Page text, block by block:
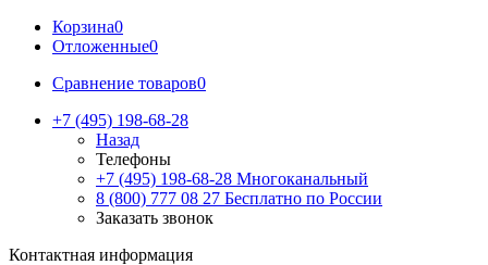
Корзина0
Отложенные0
Сравнение товаров0
+7 (495) 198-68-28
Назад
Телефоны
+7 (495) 198-68-28 Многоканальный
8 (800) 777 08 27 Бесплатно по России
Заказать звонок
Контактная информация